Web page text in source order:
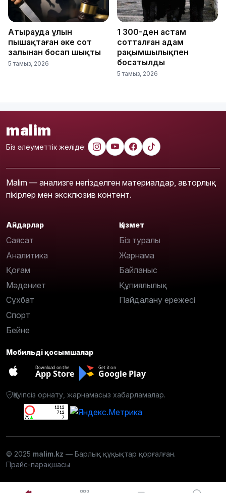
Атырауда ұлын
пышақтаған әке сот
залынан босап шықты
5 тамыз, 2026
1 300-ден астам
сотталған адам
рақымшылықпен
босатылды
5 тамыз, 2026
malim
Біз әлеуметтік желіде:
Malim — анализге негізделген материалдар, авторлық
пікірлер мен эксклюзив контент.
Айдарлар
Саясат
Аналитика
Қоғам
Мәдениет
Сұхбат
Спорт
Бейне
Қызмет
Біз туралы
Жарнама
Байланыс
Құпиялылық
Пайдалану ережесі
Мобильді қосымшалар
Download on the
App Store
Get it on
Google Play
Қауіпсіз орнату, жарнамасыз хабарламалар.
© 2025 malim.kz — Барлық құқықтар қорғалған.
Прайс-парақшасы